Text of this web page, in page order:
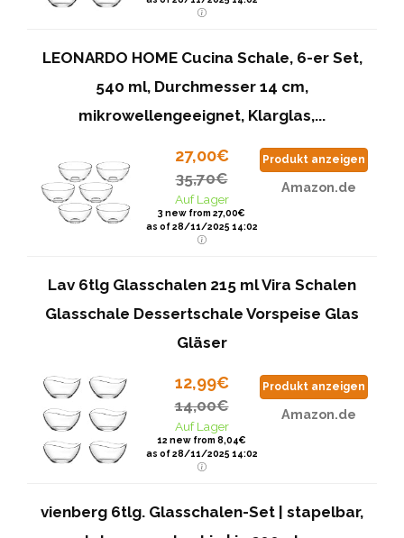
LEONARDO HOME Cucina Schale, 6-er Set,
540 ml, Durchmesser 14 cm,
mikrowellengeeignet, Klarglas,...
27,00€
35,70€
Auf Lager
3 new from 27,00€
as of 28/11/2025 14:02
Produkt anzeigen
Amazon.de
Lav 6tlg Glasschalen 215 ml Vira Schalen
Glasschale Dessertschale Vorspeise Glas
Gläser
12,99€
14,00€
Auf Lager
12 new from 8,04€
as of 28/11/2025 14:02
Produkt anzeigen
Amazon.de
vienberg 6tlg. Glasschalen-Set | stapelbar,